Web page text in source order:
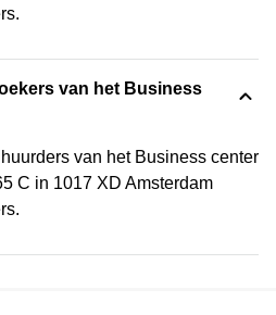
van het Business
van het Business center
C in 1017 XD Amsterdam